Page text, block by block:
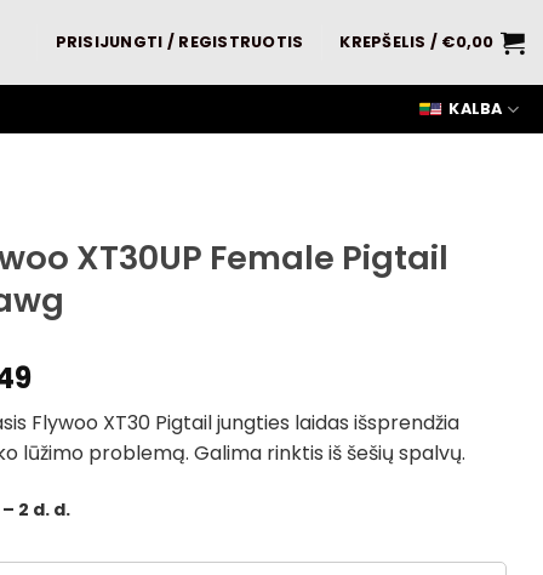
PRISIJUNGTI / REGISTRUOTIS KREPŠELIS / €0,00
KALBA
XT30UP Female Pigtail
Flywoo XT30 Pigtail jungties laidas išsprendžia
lūžimo problemą. Galima rinktis iš šešių spalvų.
– 2 d. d.